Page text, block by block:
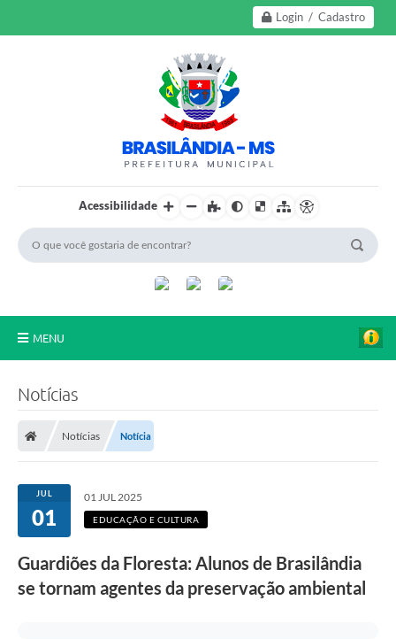
Login / Cadastro
Acessibilidade
MENU
Transparência
Câmara Municipal
e-SIC
Notícias
Notícias Notícia
JUL
01
01 JUL 2025
EDUCAÇÃO E CULTURA
Guardiões da Floresta: Alunos de Brasilândia
se tornam agentes da preservação ambiental